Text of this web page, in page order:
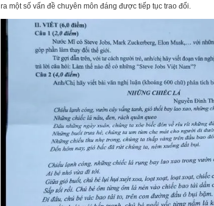
ra một số vấn đề chuyên môn đáng được tiếp tục trao đổi.